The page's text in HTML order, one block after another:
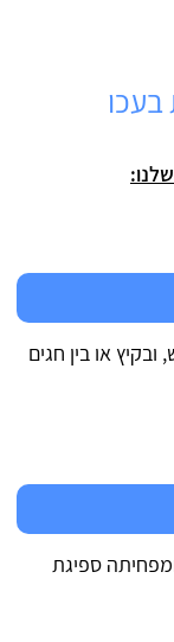
בעכו
או בין חגים
ספיגת